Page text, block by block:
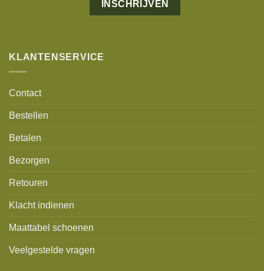
KLANTENSERVICE
Contact
Bestellen
Betalen
Bezorgen
Retouren
Klacht indienen
Maattabel schoenen
Veelgestelde vragen